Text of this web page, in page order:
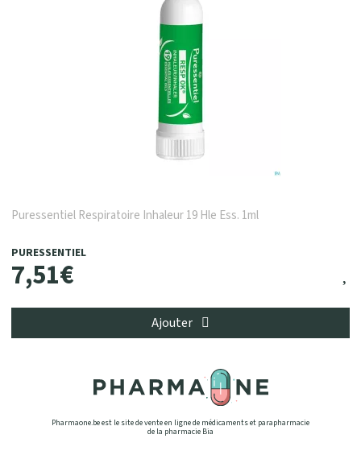
Puressentiel Respiratoire Inhaleur 19 Hle Ess. 1ml
PURESSENTIEL
7,51€
Ajouter
Pharmaone.be est le site de vente en ligne de médicaments et parapharmacie
de la pharmacie Bia